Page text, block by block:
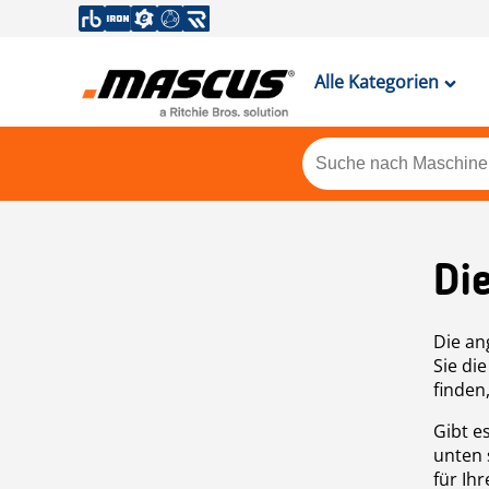
Alle Kategorien
Die
Sie
Gibt
unten
für